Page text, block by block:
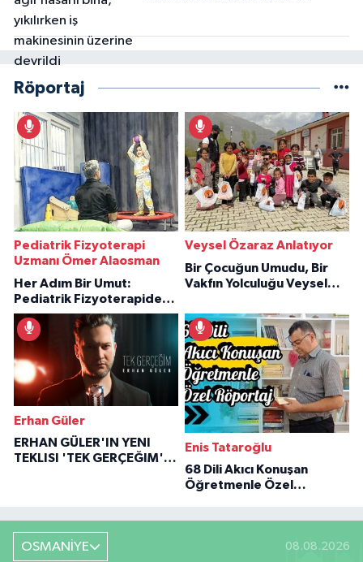
Röportaj
Pediatrik Fizyoterapi
Uzmanı Ömer Alaosman
Her Adım Bir Umut:
Pediatrik Fizyoterapiden
İlham Veren Hikâyeler
Veysel Özaraz Anlatıyor
Bir Çocuğun Umudu, Bir
Vakfın Yolculuğu Veysel
Erhan Güler
ERHAN GÜLER'IN YENI
TEKLISI 'TEK GERÇEĞIM'LE
Enis Tataroğlu
68 Dili Akıcı Konuşan
Öğretmenle Özel
OSMANİYE 08.08.2026